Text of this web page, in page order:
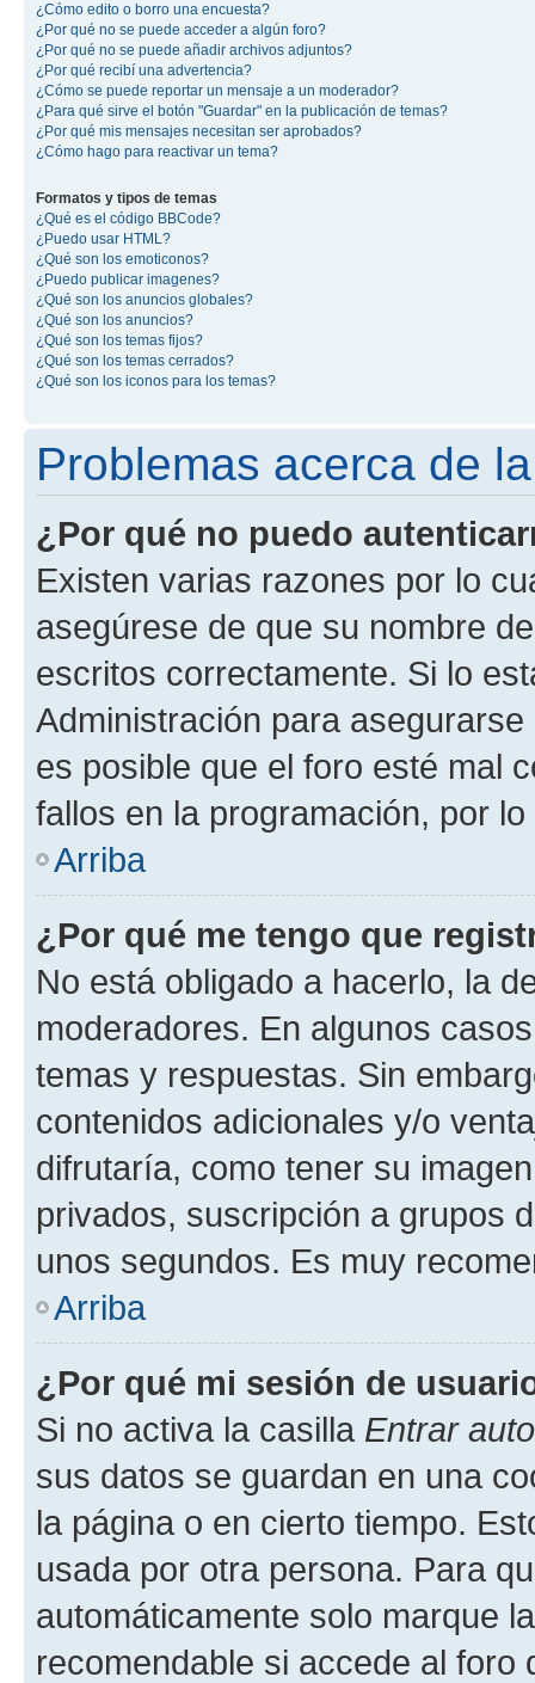
¿Cómo edito o borro una encuesta?
¿Por qué no se puede acceder a algún foro?
¿Por qué no se puede añadir archivos adjuntos?
¿Por qué recibí una advertencia?
¿Cómo se puede reportar un mensaje a un moderador?
¿Para qué sirve el botón "Guardar" en la publicación de temas?
¿Por qué mis mensajes necesitan ser aprobados?
¿Cómo hago para reactivar un tema?
Formatos y tipos de temas
¿Qué es el código BBCode?
¿Puedo usar HTML?
¿Qué son los emoticonos?
¿Puedo publicar imagenes?
¿Qué son los anuncios globales?
¿Qué son los anuncios?
¿Qué son los temas fijos?
¿Qué son los temas cerrados?
¿Qué son los iconos para los temas?
Problemas acerca de
¿Por qué no puedo
Existen varias razones por lo
asegúrese de que su nombre
escritos correctamente. Si lo
Administración para
es posible que el foro esté mal
fallos en la programación, por
Arriba
¿Por qué me tengo que
No está obligado a hacerlo, la
moderadores. En algunos
temas y respuestas. Sin
contenidos adicionales y/o
difrutaría, como tener su
privados, suscripción a grupos
unos segundos. Es muy
Arriba
¿Por qué mi sesión de
Si no activa la casilla Entrar
sus datos se guardan en una
la página o en cierto tiempo.
usada por otra persona. Para
automáticamente solo marque
recomendable si accede al foro